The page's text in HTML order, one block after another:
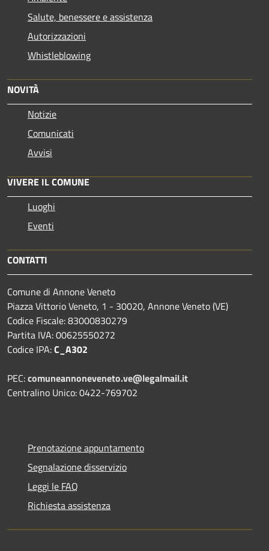
Salute, benessere e assistenza
Autorizzazioni
Whistleblowing
NOVITÀ
Notizie
Comunicati
Avvisi
VIVERE IL COMUNE
Luoghi
Eventi
CONTATTI
Comune di Annone Veneto
Piazza Vittorio Veneto, 1 - 30020, Annone Veneto (VE)
Codice Fiscale: 83000830279
Partita IVA: 00625550272
Codice IPA:C_A302
PEC:comuneannoneveneto.ve@legalmail.it
Centralino Unico: 0422-769702
Prenotazione appuntamento
Segnalazione disservizio
Leggi le FAQ
Richiesta assistenza